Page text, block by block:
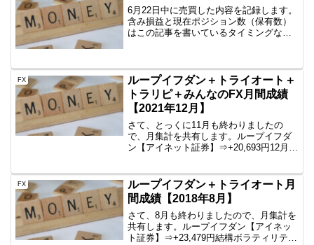
6月22日中に売買した内容を記録します。
含み損益と現在ポジション数（保有数）
はこの記事を書いているタイミングなの
すので、公開です。AUD/JPY B40
1000通貨新...
FX
ループイフダン＋トライオート＋
トラリピ＋みんなのFX月間成績
【2021年12月】
さて、とっくに11月も終わりましたの
で、月集計を共有します。ループイフダ
ン【アイネット証券】⇒+20,693円12月も
収されたため、もうありません。
EURJPY、U...
FX
ループイフダン＋トライオート月
間成績【2018年8月】
さて、8月も終わりましたので、月集計を
共有します。ループイフダン【アイネッ
ト証券】⇒+23,479円結構ボラティリティ